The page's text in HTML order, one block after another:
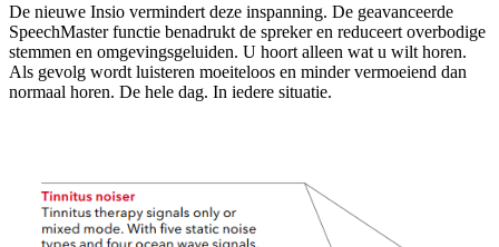
De nieuwe Insio vermindert deze inspanning. De geavanceerde
SpeechMaster functie benadrukt de spreker en reduceert overbodige
stemmen en omgevingsgeluiden. U hoort alleen wat u wilt horen.
Als gevolg wordt luisteren moeiteloos en minder vermoeiend dan
normaal horen. De hele dag. In iedere situatie.